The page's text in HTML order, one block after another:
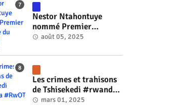
Nestor Ntahontuye
nommé Premier
ministre du Burundi
août 05, 2025
Les crimes et trahisons
de Tshisekedi #rwanda
#RwOT
mars 01, 2025